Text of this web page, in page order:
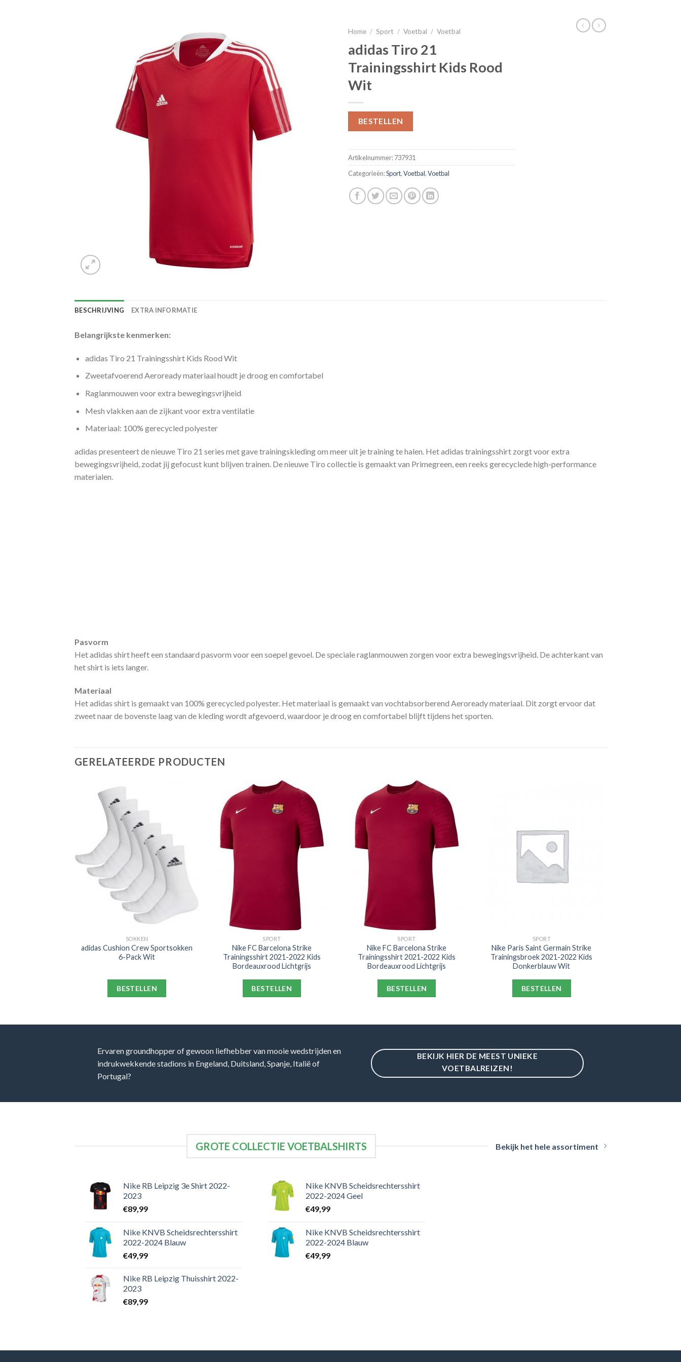
Home / Sport / Voetbal / Voetbal
adidas Tiro 21
Trainingsshirt Kids Rood
Wit
BESTELLEN
Artikelnummer:737931
Categorieën:Sport,Voetbal,Voetbal
BESCHRIJVING EXTRA INFORMATIE
Belangrijkste kenmerken:
adidas Tiro 21 Trainingsshirt Kids Rood Wit
Zweetafvoerend Aeroready materiaal houdt je droog en comfortabel
Raglanmouwen voor extra bewegingsvrijheid
Mesh vlakken aan de zijkant voor extra ventilatie
Materiaal: 100% gerecycled polyester
adidas presenteert de nieuwe Tiro 21 series met gave trainingskleding om meer uit je training te halen. Het adidas trainingsshirt zorgt voor extra
bewegingsvrijheid, zodat jij gefocust kunt blijven trainen. De nieuwe Tiro collectie is gemaakt van Primegreen, een reeks gerecyclede high-performance
materialen.
Pasvorm
Het adidas shirt heeft een standaard pasvorm voor een soepel gevoel. De speciale raglanmouwen zorgen voor extra bewegingsvrijheid. De achterkant van
het shirt is iets langer.
Materiaal
Het adidas shirt is gemaakt van 100% gerecycled polyester. Het materiaal is gemaakt van vochtabsorberend Aeroready materiaal. Dit zorgt ervoor dat
zweet naar de bovenste laag van de kleding wordt afgevoerd, waardoor je droog en comfortabel blijft tijdens het sporten.
GERELATEERDE PRODUCTEN
SOKKEN
adidas Cushion Crew Sportsokken
6-Pack Wit
BESTELLEN
SPORT
Nike FC Barcelona Strike
Trainingsshirt 2021-2022 Kids
Bordeauxrood Lichtgrijs
BESTELLEN
SPORT
Nike FC Barcelona Strike
Trainingsshirt 2021-2022 Kids
Bordeauxrood Lichtgrijs
BESTELLEN
SPORT
Nike Paris Saint Germain Strike
Trainingsbroek 2021-2022 Kids
Donkerblauw Wit
BESTELLEN
Ervaren groundhopper of gewoon liefhebber van mooie wedstrijden en
indrukwekkende stadions in Engeland, Duitsland, Spanje, Italië of
Portugal?
BEKIJK HIER DE MEEST UNIEKE
VOETBALREIZEN!
GROTE COLLECTIE VOETBALSHIRTS Bekijk het hele assortiment
Nike RB Leipzig 3e Shirt 2022-
2023
€89,99
Nike KNVB Scheidsrechtersshirt
2022-2024 Blauw
€49,99
Nike RB Leipzig Thuisshirt 2022-
2023
€89,99
Nike KNVB Scheidsrechtersshirt
2022-2024 Geel
€49,99
Nike KNVB Scheidsrechtersshirt
2022-2024 Blauw
€49,99